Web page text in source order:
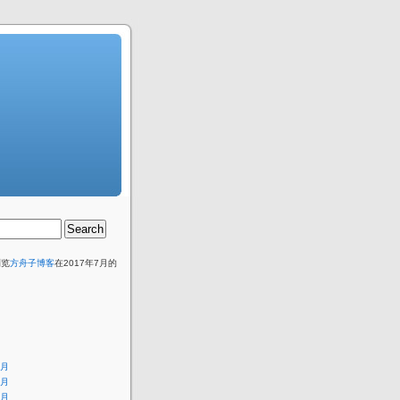
方舟子博客在2017年7月的